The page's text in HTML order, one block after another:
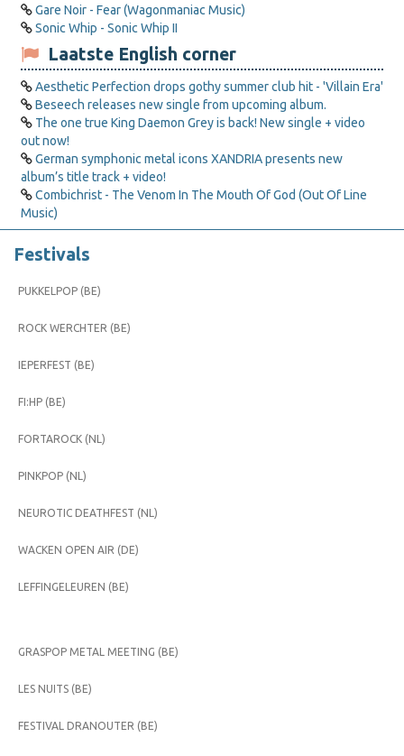
Gare Noir - Fear (Wagonmaniac Music)
Sonic Whip - Sonic Whip II
Laatste English corner
Aesthetic Perfection drops gothy summer club hit - 'Villain Era'
Beseech releases new single from upcoming album.
The one true King Daemon Grey is back! New single + video
out now!
German symphonic metal icons XANDRIA presents new
album’s title track + video!
Combichrist - The Venom In The Mouth Of God (Out Of Line
Music)
Festivals
PUKKELPOP (BE)
ROCK WERCHTER (BE)
IEPERFEST (BE)
FI:HP (BE)
FORTAROCK (NL)
PINKPOP (NL)
NEUROTIC DEATHFEST (NL)
WACKEN OPEN AIR (DE)
LEFFINGELEUREN (BE)
GRASPOP METAL MEETING (BE)
LES NUITS (BE)
FESTIVAL DRANOUTER (BE)